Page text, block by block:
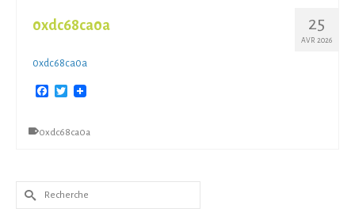
25
AVR 2026
0xdc68ca0a
0xdc68ca0a
Facebook
Twitter
0xdc68ca0a
Rechercher :